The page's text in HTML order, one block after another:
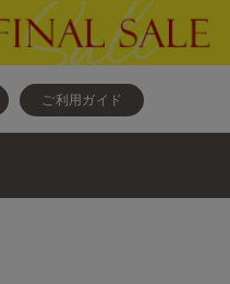
ご利用ガイド